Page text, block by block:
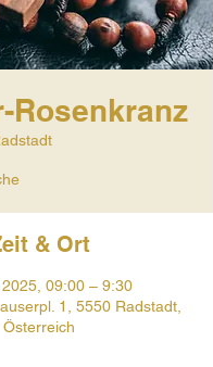
Rosenkranz
& Ort
2025, 09:00 – 9:30
1, 5550 Radstadt,
Österreich